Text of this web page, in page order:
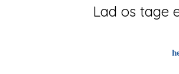
Lad os tage